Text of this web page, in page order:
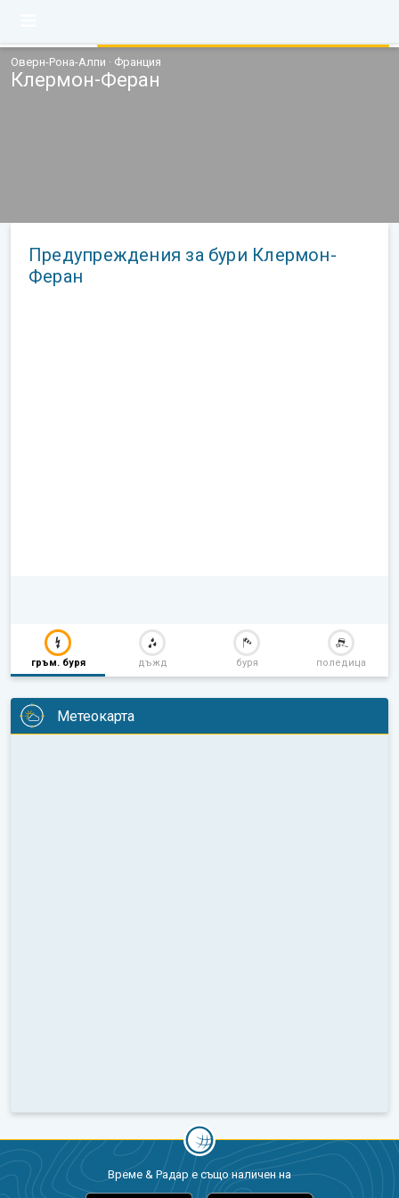
Оверн-Рона-Алпи · Франция
Клермон-Феран
Предупреждения за бури Клермон-
Феран
гръм. буря дъжд буря поледица
Метеокарта
Време & Радар е също наличен на